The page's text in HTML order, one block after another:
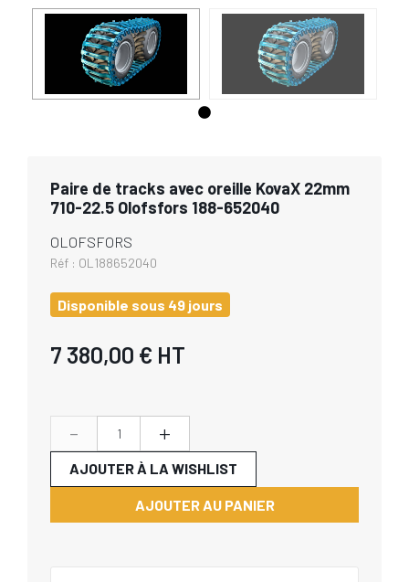
Paire de tracks avec oreille KovaX 22mm
710-22.5 Olofsfors 188-652040
OLOFSFORS
Réf : OL188652040
Disponible sous 49 jours
7 380,00 € HT
- +
AJOUTER AU PANIER
AJOUTER À LA WISHLIST